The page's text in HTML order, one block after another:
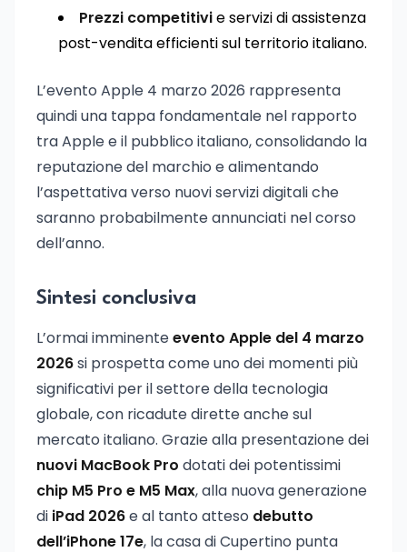
Prezzi competitivie servizi di assistenza
post-vendita efficienti sul territorio italiano.
L’evento Apple 4 marzo 2026 rappresenta
quindi una tappa fondamentale nel rapporto
tra Apple e il pubblico italiano, consolidando la
reputazione del marchio e alimentando
l’aspettativa verso nuovi servizi digitali che
saranno probabilmente annunciati nel corso
dell’anno.
Sintesi conclusiva
L’ormai imminenteevento Apple del 4 marzo
2026si prospetta come uno dei momenti più
significativi per il settore della tecnologia
globale, con ricadute dirette anche sul
mercato italiano. Grazie alla presentazione dei
nuovi MacBook Pro dotati dei potentissimi
chip M5 Pro e M5 Max, alla nuova generazione
di iPad 2026e al tanto atteso debutto
dell’iPhone 17e, la casa di Cupertino punta